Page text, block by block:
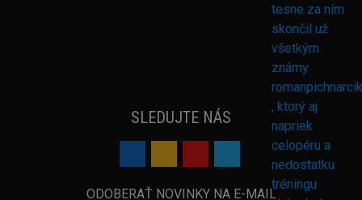
SLEDUJTE NÁS
ODOBERAŤ NOVINKY NA E-MAIL